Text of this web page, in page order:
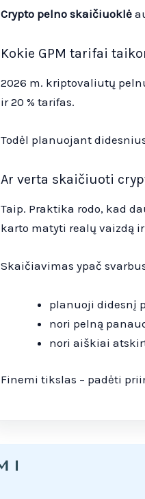
Crypto pelno skaičiuoklė
Kokie GPM tarifai
2026 m. kriptovaliutų
ir 20 % tarifas.
Todėl planuojant
Ar verta skaičiuoti
Taip. Praktika rodo, kad
karto matyti realų vaizdą
Skaičiavimas ypač
planuoji didesnį
nori pelną
nori aiškiai
Finemi tikslas – padėti